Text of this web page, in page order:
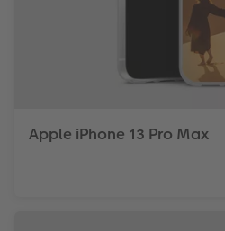
Apple iPhone 13 Pro Max